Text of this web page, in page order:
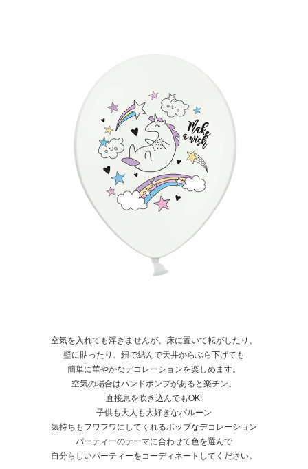
空気を入れても浮きませんが、床に置いて転がしたり、
壁に貼ったり、紐で結んで天井からぶら下げても
簡単に華やかなデコレーションを楽しめます。
空気の場合はハンドポンプがあると楽チン。
直接息を吹き込んでもOK!
子供も大人も大好きなバルーン
気持ちもフワフワにしてくれるポップなデコレーション
パーティーのテーマに合わせて色を選んで
自分らしいパーティーをコーディネートしてください。